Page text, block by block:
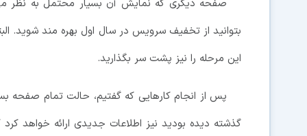
این مرحله را نیز پشت سر بگذارید.
پس از انجام کارهایی که گفتیم، حالت تمام صفحه